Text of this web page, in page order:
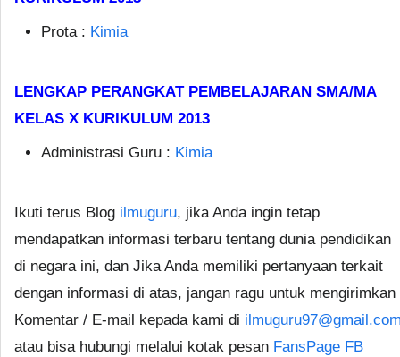
Prota : Kimia
LENGKAP PERANGKAT PEMBELAJARAN SMA/MA
KELAS X KURIKULUM 2013
Administrasi Guru : Kimia
Ikuti terus Blog ilmuguru, jika Anda ingin tetap
mendapatkan informasi terbaru tentang dunia pendidikan
di negara ini, dan Jika Anda memiliki pertanyaan terkait
dengan informasi di atas, jangan ragu untuk mengirimkan
Komentar / E-mail kepada kami di
atau bisa hubungi melalui kotak pesan FansPage FB